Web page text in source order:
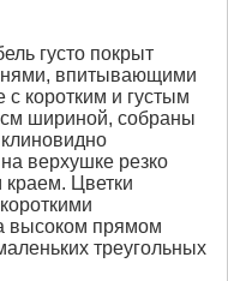
густо покрыт
впитывающими
с коротким и густым
шириной, собраны
верхушке резко
Цветки
высоком прямом
треугольных